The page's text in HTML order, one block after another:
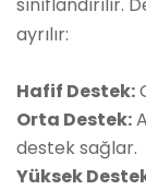
ayrılır:
Hafif Destek:
Orta Destek:
destek sağlar.
Yüksek